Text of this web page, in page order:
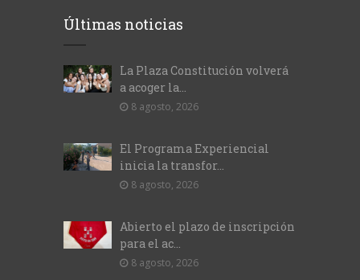
Últimas noticias
La Plaza Constitución volverá
a acoger la...
8 agosto, 2026
El Programa Experiencial
inicia la transfor...
8 agosto, 2026
Abierto el plazo de inscripción
para el ac...
8 agosto, 2026